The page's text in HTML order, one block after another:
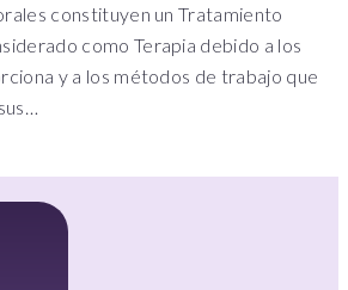
constituyen un Tratamiento
como Terapia debido a los
y a los métodos de trabajo que